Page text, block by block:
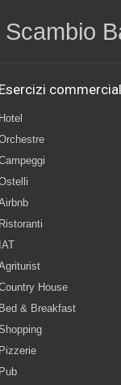
Scambio
Esercizi
Hotel
Ristoranti
IAT
House
Bed & Breakfast
Pizzerie
Pub